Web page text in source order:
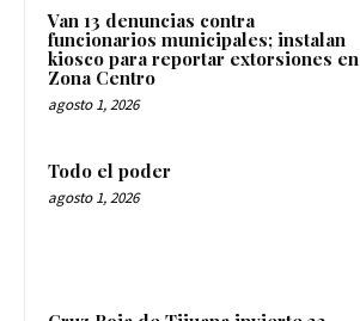
Van 13 denuncias contra
funcionarios municipales; instalan
kiosco para reportar extorsiones en
Zona Centro
agosto 1, 2026
Todo el poder
agosto 1, 2026